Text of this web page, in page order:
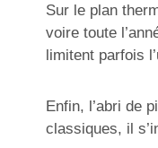
Sur le plan
voire toute
limitent parfois
Enfin, l’abri de
classiques, il